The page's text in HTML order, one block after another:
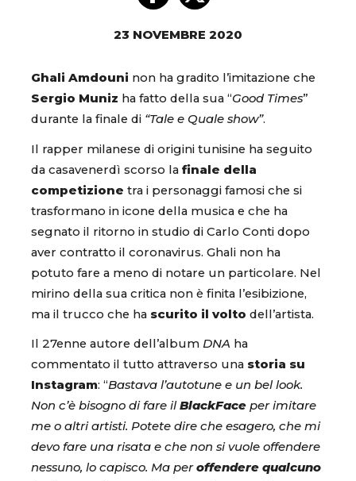
23 NOVEMBRE 2020
Ghali Amdouni non ha gradito l’imitazione che
Sergio Muniz ha fatto della sua “Good Times”
durante la finale di “Tale e Quale show”.
Il rapper milanese di origini tunisine ha seguito
da casavenerdì scorso la finale della
competizione tra i personaggi famosi che si
trasformano in icone della musica e che ha
segnato il ritorno in studio di Carlo Conti dopo
aver contratto il coronavirus. Ghali non ha
potuto fare a meno di notare un particolare. Nel
mirino della sua critica non è finita l’esibizione,
ma il trucco che ha scurito il volto dell’artista.
Il 27enne autore dell’album DNA ha
commentato il tutto attraverso una storia su
Instagram: “Bastava l’autotune e un bel look.
Non c’è bisogno di fare ilBlackFace per imitare
me o altri artisti. Potete dire che esagero, che mi
devo fare una risata e che non si vuole offendere
nessuno, lo capisco. Ma peroffendere qualcuno